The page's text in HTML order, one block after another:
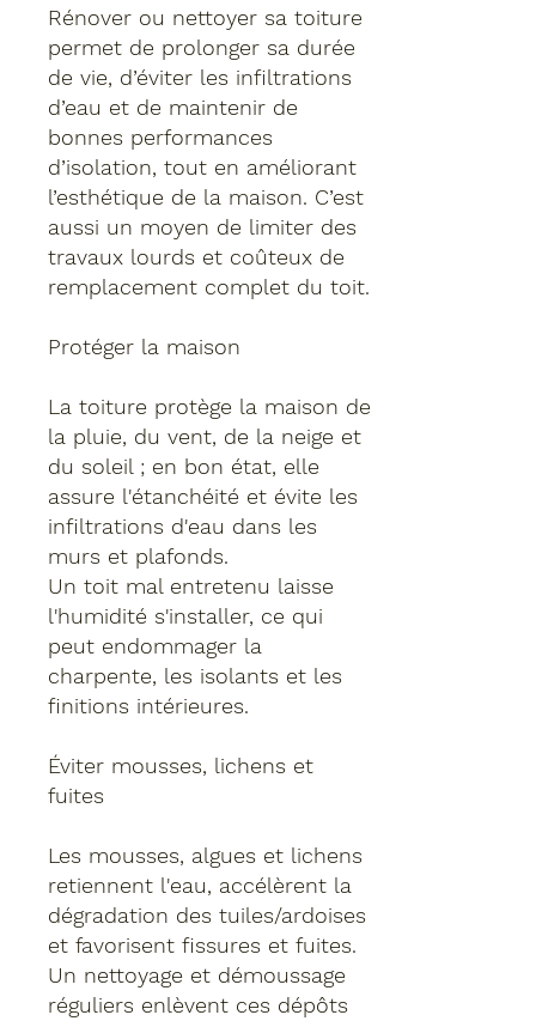
Rénover ou nettoyer sa toiture
permet de prolonger sa durée
de vie, d’éviter les infiltrations
d’eau et de maintenir de
bonnes performances
d’isolation, tout en améliorant
l’esthétique de la maison. C’est
aussi un moyen de limiter des
travaux lourds et coûteux de
remplacement complet du toit.​
Protéger la maison
La toiture protège la maison de
la pluie, du vent, de la neige et
du soleil ; en bon état, elle
assure l'étanchéité et évite les
infiltrations d'eau dans les
murs et plafonds.
Un toit mal entretenu laisse
l'humidité s'installer, ce qui
peut endommager la
charpente, les isolants et les
finitions intérieures.
Éviter mousses, lichens et
fuites
Les mousses, algues et lichens
retiennent l'eau, accélèrent la
dégradation des tuiles/ardoises
et favorisent fissures et fuites.
Un nettoyage et démoussage
réguliers enlèvent ces dépôts